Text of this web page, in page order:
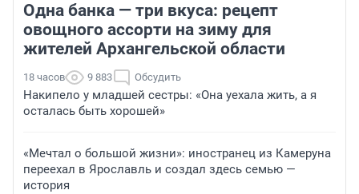
Одна банка — три вкуса: рецепт
овощного ассорти на зиму для
жителей Архангельской области
18 часов 9 883 Обсудить
Накипело у младшей сестры: «Она уехала жить, а я
осталась быть хорошей»
«Мечтал о большой жизни»: иностранец из Камеруна
переехал в Ярославль и создал здесь семью —
история